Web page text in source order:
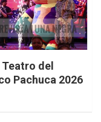
del
Pachuca 2026